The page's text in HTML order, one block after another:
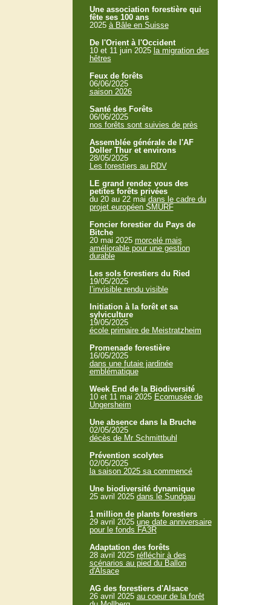
Une association forestière qui
fête ses 100 ans
2025 à Bâle en Suisse
De l'Orient à l'Occident
10 et 11 juin 2025 la migration des
hêtres
Feux de forêts
06/06/2025
saison 2026
Santé des Forêts
06/06/2025
nos forêts sont suivies de près
Assemblée générale de l'AF
Doller Thur et environs
28/05/2025
Les forestiers au RDV
LE grand rendez vous des
petites forêts privées
du 20 au 22 mai dans le cadre du
projet européen SMURF
Foncier forestier du Pays de
Bitche
20 mai 2025 morcelé mais
améliorable pour une gestion
durable
Les sols forestiers du Ried
19/05/2025
l’invisible rendu visible
Initiation à la forêt et sa
sylviculture
19/05/2025
école primaire de Meistratzheim
Promenade forestière
16/05/2025
dans une futaie jardinée
emblématique
Week End de la Biodiversité
10 et 11 mai 2025 Ecomusée de
Ungersheim
Une absence dans la Bruche
02/05/2025
décès de Mr Schmittbuhl
Prévention scolytes
02/05/2025
la saison 2025 sa commencé
Une biodiversité dynamique
25 avril 2025 dans le Sundgau
1 million de plants forestiers
29 avril 2025 une date anniversaire
pour le fonds FA3R
Adaptation des forêts
28 avril 2025 réfléchir à des
scénarios au pied du Ballon
d'Alsace
AG des forestiers d'Alsace
26 avril 2025 au coeur de la forêt